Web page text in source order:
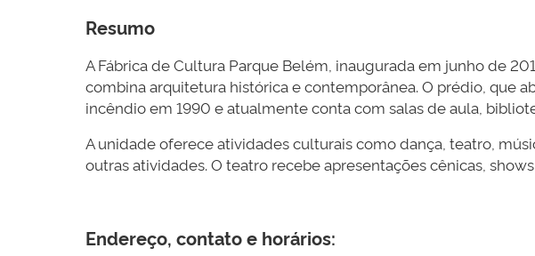
Resumo
A Fábrica de Cultura Parque Belém, inaugurada em junho de
combina arquitetura histórica e contemporânea. O prédio, que
incêndio em 1990 e atualmente conta com salas de aula,
A unidade oferece atividades culturais como dança, teatro,
outras atividades. O teatro recebe apresentações cênicas,
Endereço, contato e horários: